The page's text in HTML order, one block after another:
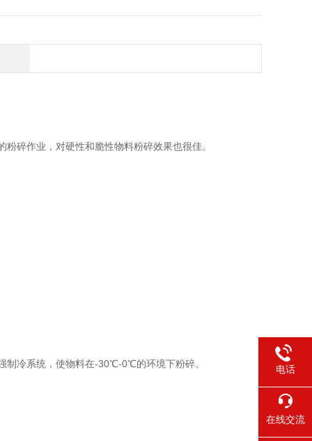
碎作业，对硬性和脆性物料粉碎效果也很佳。
冷系统，使物料在-30℃-0℃的环境下粉碎。 电话
在线交流